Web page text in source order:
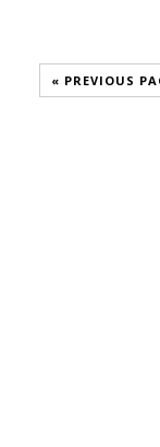
« PREVIOUS